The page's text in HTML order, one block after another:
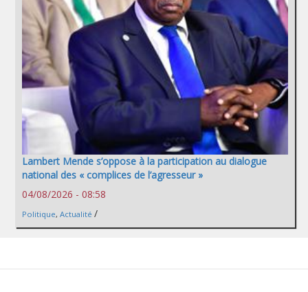
Lambert Mende s’oppose à la participation au dialogue
national des « complices de l’agresseur »
04/08/2026 - 08:58
Politique, Actualité /